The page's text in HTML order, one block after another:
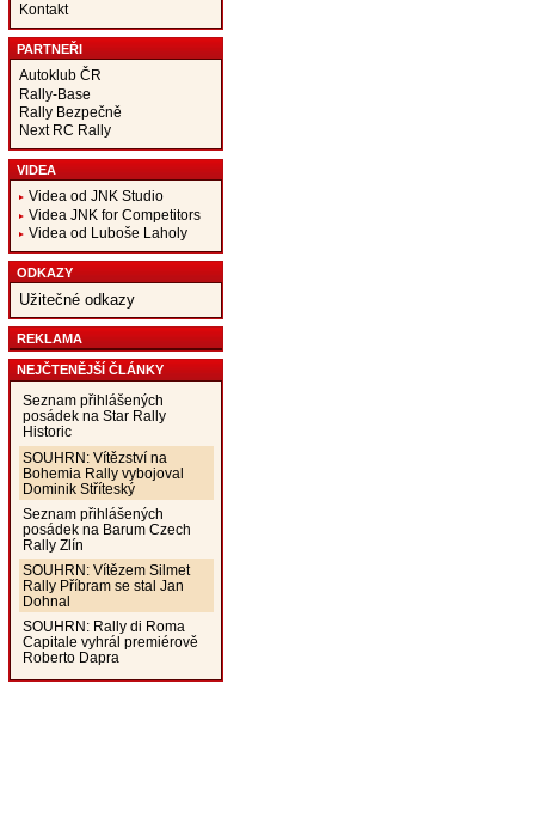
Kontakt
PARTNEŘI
Autoklub ČR
Rally-Base
Rally Bezpečně
Next RC Rally
VIDEA
Videa od JNK Studio
Videa JNK for Competitors
Videa od Luboše Laholy
ODKAZY
Užitečné odkazy
REKLAMA
NEJČTENĚJŠÍ ČLÁNKY
Seznam přihlášených
posádek na Star Rally
Historic
SOUHRN: Vítězství na
Bohemia Rally vybojoval
Dominik Stříteský
Seznam přihlášených
posádek na Barum Czech
Rally Zlín
SOUHRN: Vítězem Silmet
Rally Příbram se stal Jan
Dohnal
SOUHRN: Rally di Roma
Capitale vyhrál premiérově
Roberto Dapra